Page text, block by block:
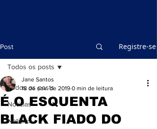
Post Registre-se
Todos os posts
Notícias
Notícias
Todos os posts
É O ESQUENTA
BLACK FIADO DO
Jane Santos
18 de nov. de 2019 0 min de leitura